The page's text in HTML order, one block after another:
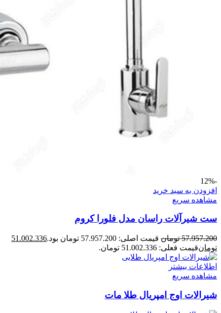
-12%
افزودن به سبد خرید
مشاهده سریع
ست شیرآلات راسان مدل فلورا کروم
57.957.200 تومان قیمت اصلی: 57.957.200 تومان بود.
51.002.336
تومانقیمت فعلی: 51.002.336 تومان.
اطلاعات بیشتر
مشاهده سریع
شیرالات اوج امپریال طلا مات